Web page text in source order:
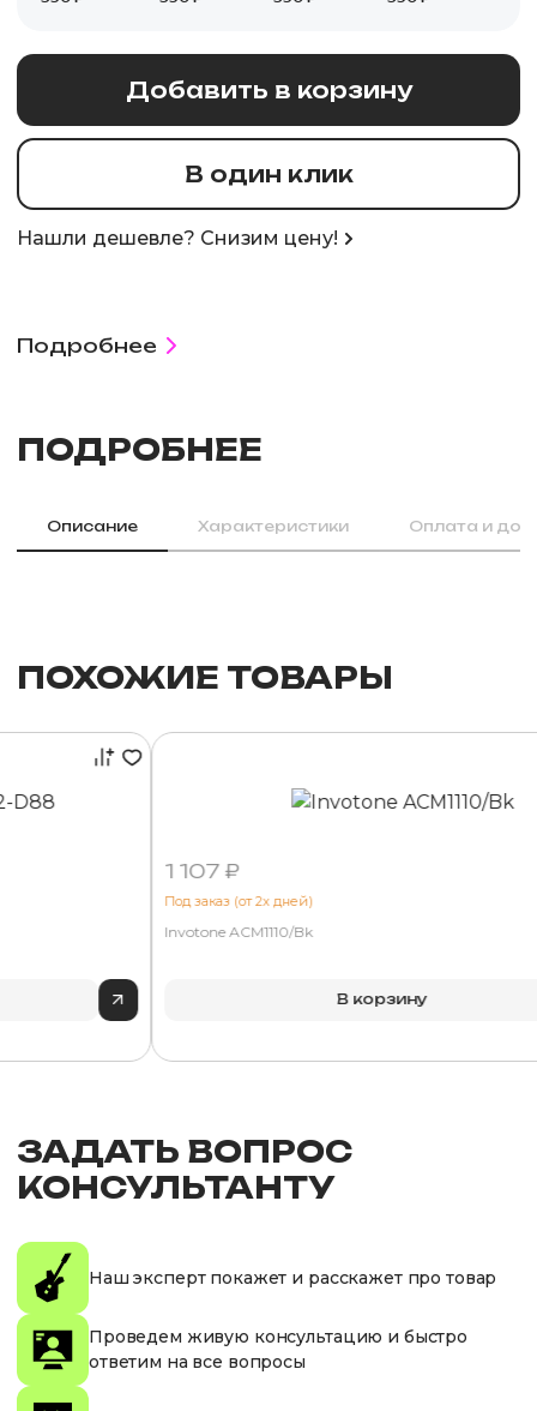
Добавить в корзину
В один клик
Нашли дешевле? Снизим цену!
Подробнее
ПОДРОБНЕЕ
Описание Характеристики Оплата и
ПОХОЖИЕ ТОВАРЫ
1 107 ₽
Под заказ (от 2х дней)
Invotone ACM1110/Bk
В корзину
ЗАДАТЬ ВОПРОС
КОНСУЛЬТАНТУ
Наш эксперт покажет и расскажет про товар
Проведем живую консультацию и быстро
ответим на все вопросы